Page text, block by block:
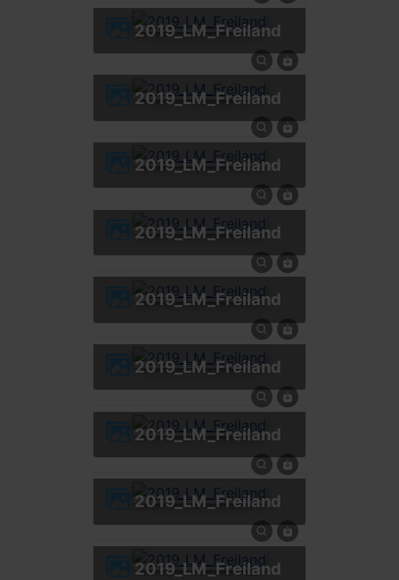
2019_LM_Freiland
2019_LM_Freiland
2019_LM_Freiland
2019_LM_Freiland
2019_LM_Freiland
2019_LM_Freiland
2019_LM_Freiland
2019_LM_Freiland
2019_LM_Freiland